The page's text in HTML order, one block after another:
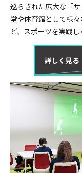
巡らされた広大な「
堂や体育館として様
ど、スポーツを実践し
詳しく見る